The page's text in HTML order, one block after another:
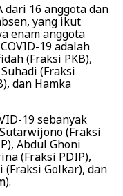
dari 16 anggota dan
yang ikut
enam anggota
19 adalah
(Fraksi PKB),
(Fraksi
dan Hamka
19 sebanyak
(Fraksi
Abdul Ghoni
(Fraksi PDIP),
(Fraksi Golkar), dan